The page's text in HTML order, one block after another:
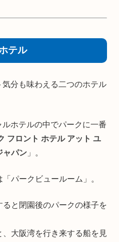
テル
分も味わえる二つのホテル
ホテルの中でパークに一番
フロント ホテル アット ユ
ャパン 」。
パークビュールーム」。
と閉園後のパークの様子を
大阪湾を行き来する船を見